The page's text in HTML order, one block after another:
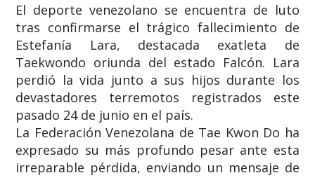
El deporte venezolano se encuentra de luto
tras confirmarse el trágico fallecimiento de
Estefanía Lara, destacada exatleta de
Taekwondo oriunda del estado Falcón. Lara
perdió la vida junto a sus hijos durante los
devastadores terremotos registrados este
pasado 24 de junio en el país.
​La Federación Venezolana de Tae Kwon Do ha
expresado su más profundo pesar ante esta
irreparable pérdida, enviando un mensaje de